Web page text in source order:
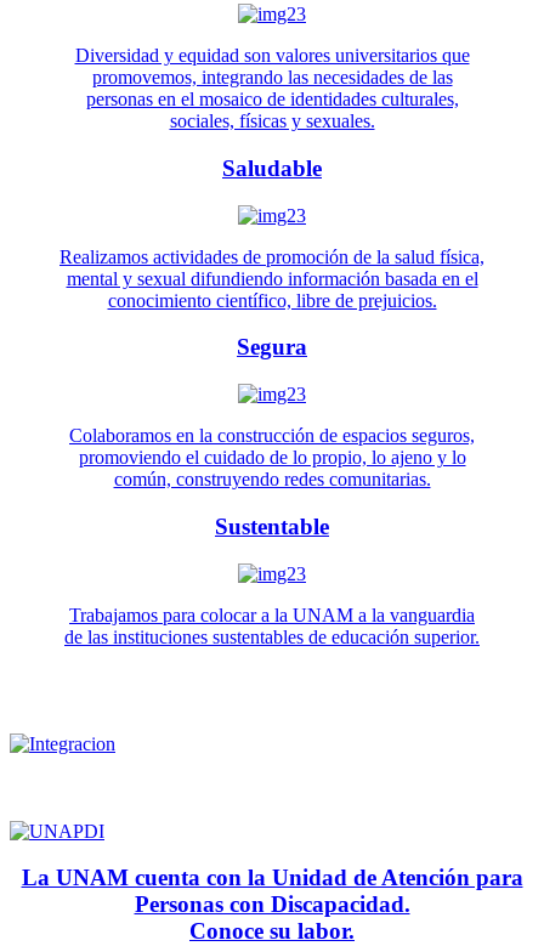
Diversidad y equidad son valores universitarios que
promovemos, integrando las necesidades de las
personas en el mosaico de identidades culturales,
sociales, físicas y sexuales.
Saludable
Realizamos actividades de promoción de la salud física,
mental y sexual difundiendo información basada en el
conocimiento científico, libre de prejuicios.
Segura
Colaboramos en la construcción de espacios seguros,
promoviendo el cuidado de lo propio, lo ajeno y lo
común, construyendo redes comunitarias.
Sustentable
Trabajamos para colocar a la UNAM a la vanguardia
de las instituciones sustentables de educación superior.
La UNAM cuenta con la Unidad de Atención para
Personas con Discapacidad.
Conoce su labor.